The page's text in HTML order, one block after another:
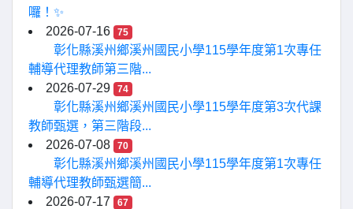
囉！✨
2026-07-16
75
彰化縣溪州鄉溪州國民小學115學年度第1次專任
輔導代理教師第三階...
2026-07-29
74
彰化縣溪州鄉溪州國民小學115學年度第3次代課
教師甄選，第三階段...
2026-07-08
70
彰化縣溪州鄉溪州國民小學115學年度第1次專任
輔導代理教師甄選簡...
2026-07-17
67